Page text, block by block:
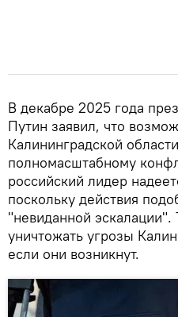
В декабре 2025 года
Путин заявил, что
Калининградской
полномасштабному
российский лидер
поскольку действия
"невиданной эскалации".
уничтожать угрозы
если они возникнут.